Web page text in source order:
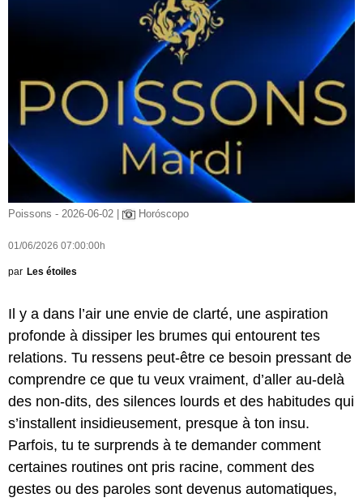
Poissons - 2026-06-02 | Horóscopo
01/06/2026 07:00:00h
par Les étoiles
Il y a dans l’air une envie de clarté, une aspiration
profonde à dissiper les brumes qui entourent tes
relations. Tu ressens peut-être ce besoin pressant de
comprendre ce que tu veux vraiment, d’aller au-delà
des non-dits, des silences lourds et des habitudes qui
s’installent insidieusement, presque à ton insu.
Parfois, tu te surprends à te demander comment
certaines routines ont pris racine, comment des
gestes ou des paroles sont devenus automatiques,